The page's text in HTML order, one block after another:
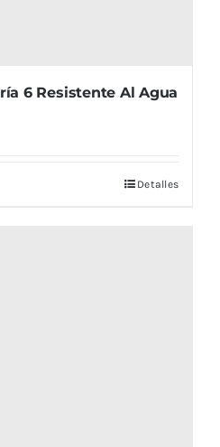
6 Resistente Al Agua
Detalles